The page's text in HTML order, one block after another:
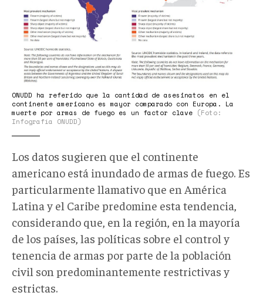
ONUDD ha referido que la cantidad de asesinatos en el
continente americano es mayor comparado con Europa. La
muerte por armas de fuego es un factor clave (Foto:
Infografía ONUDD)
Los datos sugieren que el continente
americano está inundado de armas de fuego. Es
particularmente llamativo que en América
Latina y el Caribe predomine esta tendencia,
considerando que, en la región, en la mayoría
de los países, las políticas sobre el control y
tenencia de armas por parte de la población
civil son predominantemente restrictivas y
estrictas.